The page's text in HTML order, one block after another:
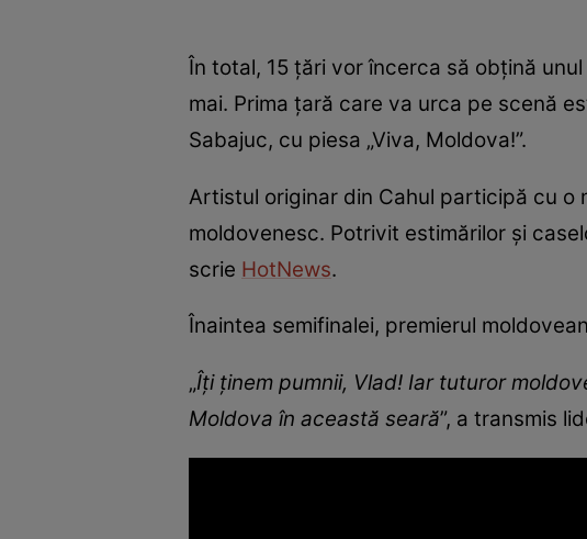
În total, 15 țări vor încerca să obțină
mai. Prima țară care va urca pe scenă
Sabajuc, cu piesa „Viva, Moldova!”.
Artistul originar din Cahul participă cu o
moldovenesc. Potrivit estimărilor și
scrie HotNews.
Înaintea semifinalei, premierul
„Îți ținem pumnii, Vlad! Iar tuturor
Moldova în această seară”, a transmis